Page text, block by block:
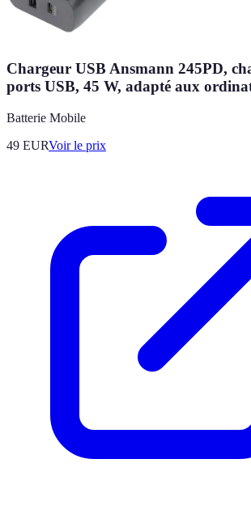
Chargeur USB Ansmann 245PD,
ports USB, 45 W, adapté aux
Batterie Mobile
49 EURVoir le prix